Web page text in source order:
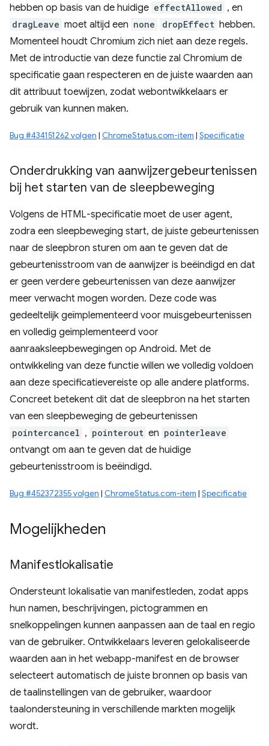
hebben op basis van de huidige effectAllowed , en
dragLeave moet altijd een none dropEffect hebben.
Momenteel houdt Chromium zich niet aan deze regels.
Met de introductie van deze functie zal Chromium de
specificatie gaan respecteren en de juiste waarden aan
dit attribuut toewijzen, zodat webontwikkelaars er
gebruik van kunnen maken.
Bug #434151262 volgen | ChromeStatus.com-item | Specificatie
Onderdrukking van aanwijzergebeurtenissen
bij het starten van de sleepbeweging
Volgens de HTML-specificatie moet de user agent,
zodra een sleepbeweging start, de juiste gebeurtenissen
naar de sleepbron sturen om aan te geven dat de
gebeurtenisstroom van de aanwijzer is beëindigd en dat
er geen verdere gebeurtenissen van deze aanwijzer
meer verwacht mogen worden. Deze code was
gedeeltelijk geïmplementeerd voor muisgebeurtenissen
en volledig geïmplementeerd voor
aanraaksleepbewegingen op Android. Met de
ontwikkeling van deze functie willen we volledig voldoen
aan deze specificatievereiste op alle andere platforms.
Concreet betekent dit dat de sleepbron na het starten
van een sleepbeweging de gebeurtenissen
pointercancel , pointerout en pointerleave
ontvangt om aan te geven dat de huidige
gebeurtenisstroom is beëindigd.
Bug #452372355 volgen | ChromeStatus.com-item | Specificatie
Mogelijkheden
Manifestlokalisatie
Ondersteunt lokalisatie van manifestleden, zodat apps
hun namen, beschrijvingen, pictogrammen en
snelkoppelingen kunnen aanpassen aan de taal en regio
van de gebruiker. Ontwikkelaars leveren gelokaliseerde
waarden aan in het webapp-manifest en de browser
selecteert automatisch de juiste bronnen op basis van
de taalinstellingen van de gebruiker, waardoor
taalondersteuning in verschillende markten mogelijk
wordt.